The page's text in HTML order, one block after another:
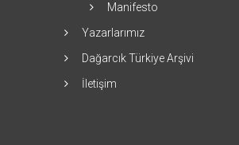
Manifesto
Yazarlarımız
Dağarcık Türkiye Arşivi
İletişim